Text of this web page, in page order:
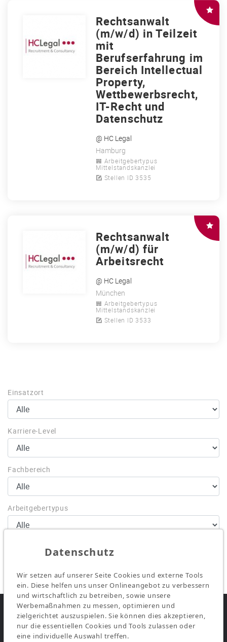
Rechtsanwalt
(m/w/d) in Teilzeit
mit
Berufserfahrung im
Bereich Intellectual
Property,
Wettbewerbsrecht,
IT-Recht und
Datenschutz
@ HC Legal
Hamburg
Arbeitgebertypus
Mittelstandskanzlei
Stellen ID 3535
Rechtsanwalt
(m/w/d) für
Arbeitsrecht
@ HC Legal
München
Arbeitgebertypus
Mittelstandskanzlei
Stellen ID 3533
Einsatzort
Karriere-Level
Fachbereich
Arbeitgebertypus
0 Gefundene Stellen
Kontakt für Arbeitgeber
Datenschutz
Wir setzen auf unserer Seite Cookies und externe Tools
ein. Diese helfen uns unser Onlineangebot zu verbessern
und wirtschaftlich zu betreiben, sowie unsere
Werbemaßnahmen zu messen, optimieren und
zielgerichtet auszuspielen. Sie können dies akzeptieren,
nur die essentiellen Cookies und Tools zulassen oder
eine individuelle Auswahl treffen.